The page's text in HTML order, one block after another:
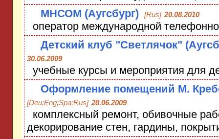
МНСОМ (Аугсбург)
[Rus] 20.08.2010
оператор международной
Детский клуб "Светлячок"
30.06.2009
учебные курсы и мероприятия для
Оформление помещений М.
[Deu;Eng;Spa;Rus] 28.06.2009
комплексный ремонт, обивочные
декорирование стен, гардины,